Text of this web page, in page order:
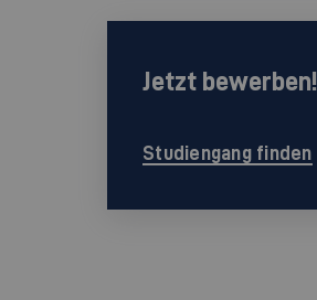
Jetzt bewerben!
Studiengang finden